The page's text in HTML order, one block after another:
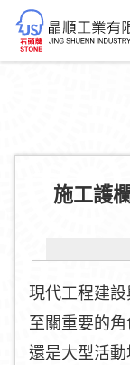
施工護
現代工程建
至關重要的
還是大型活